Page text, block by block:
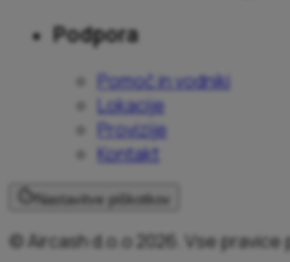
Podpora
Pomoč in vodniki
Lokacije
Provizije
Kontakt
Nastavitve piškotkov
© Aircash d.o.o 2026. Vse pravice